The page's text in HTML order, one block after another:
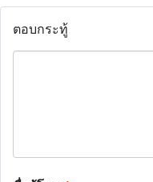
ตอบกระทู้